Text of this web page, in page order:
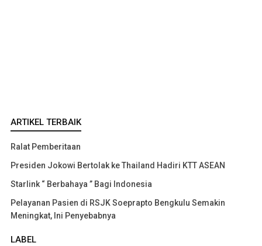
ARTIKEL TERBAIK
Ralat Pemberitaan
Presiden Jokowi Bertolak ke Thailand Hadiri KTT ASEAN
Starlink “ Berbahaya ” Bagi Indonesia
Pelayanan Pasien di RSJK Soeprapto Bengkulu Semakin
Meningkat, Ini Penyebabnya
LABEL